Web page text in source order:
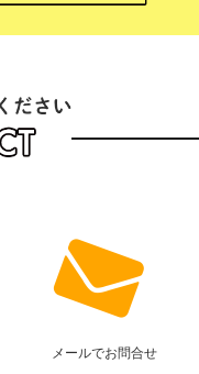
メールでお問合せ